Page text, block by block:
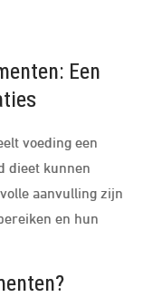
Een
voeding een
dieet kunnen
aanvulling zijn
en hun